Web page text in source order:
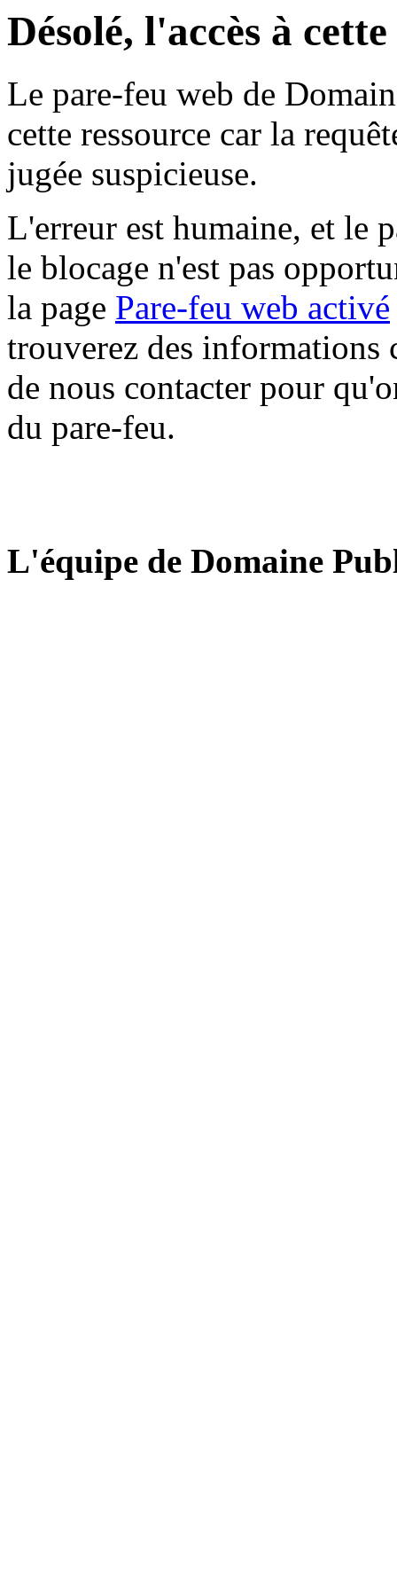
Désolé, l'accès à
Le pare-feu web de
cette ressource car la
jugée suspicieuse.
L'erreur est humaine, et le
le blocage n'est pas
la page Pare-feu web activé
trouverez des informations
de nous contacter pour
du pare-feu.
L'équipe de Domaine